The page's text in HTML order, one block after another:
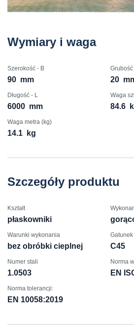
Wymiary i waga
Szerokość - B
90 mm
Grubość
20
Długość - L
6000 mm
Waga
84.6
Waga metra (kg)
14.1 kg
Szczegóły produktu
Kształt
płaskowniki
Warunki wykonania
bez obróbki cieplnej
Gatunek
C45
Numer stali
1.0503
Norma
EN
Norma tolerancji:
EN 10058:2019